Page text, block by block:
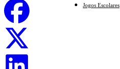
Jogos Escolares